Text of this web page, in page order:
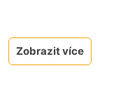
Zobrazit více